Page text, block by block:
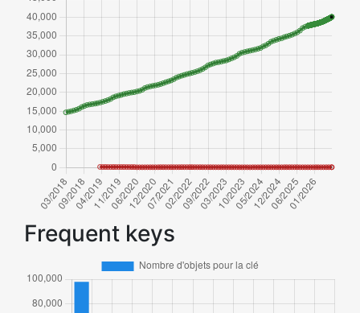
Frequent keys